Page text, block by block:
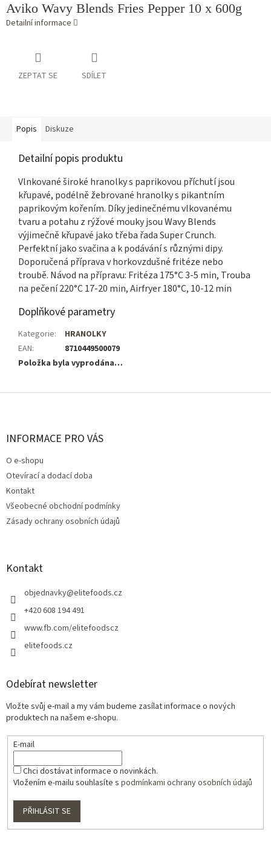
Aviko Wavy Blends Fries Pepper 10 x 600g
Detailní informace
ZEPTAT SE SDÍLET
Popis Diskuze
Detailní popis produktu
Vlnkované široké hranolky s paprikovou příchutí jsou
křupavé, podélně žebrované hranolky s pikantním
paprikovým kořením. Díky jedinečnému vlkovanému
tvaru a potahu z rýžové mouky jsou Wavy Blends
výjimečně křupavé jako třeba řada Super Crunch.
Perfektní jako svačina a k podávání s různými dipy.
Doporučená příprava v horkovzdušné fritéze nebo
troubě. Návod na přípravu: Fritéza 175°C 3-5 min, Trouba
na pečení 220°C 17-20 min, Airfryer 180°C, 10-12 min
Doplňkové parametry
Kategorie:
HRANOLKY
EAN:
8710449500079
Položka byla vyprodána…
Z
INFORMACE PRO VÁS
O e-shopu
Otevírací a dodací doba
Kontakt
Všeobecné obchodní podmínky
Zásady ochrany osobních údajů
Kontakt
objednavky@elitefoods.cz
+420 608 194 491
www.fb.com/elitefoodscz
elitefoods.cz
Odebírat newsletter
Vložte svůj e-mail a my vám budeme zasílat informace o nových
produktech na našem e-shopu.
E-mail
Chci dostávat informace o novinkách.
Vložením e-mailu souhlasíte s podmínkami ochrany osobních údajů
PŘIHLÁSIT SE